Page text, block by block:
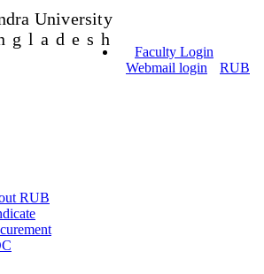
University
Faculty Login
Webmail login
RUB
RUB